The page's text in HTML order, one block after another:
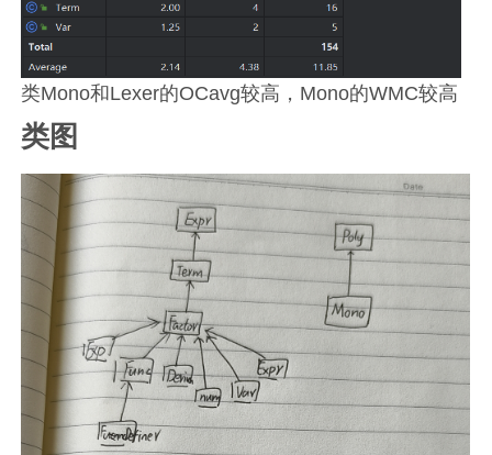
类Mono和Lexer的OCavg较高，Mono的WMC较高
类图